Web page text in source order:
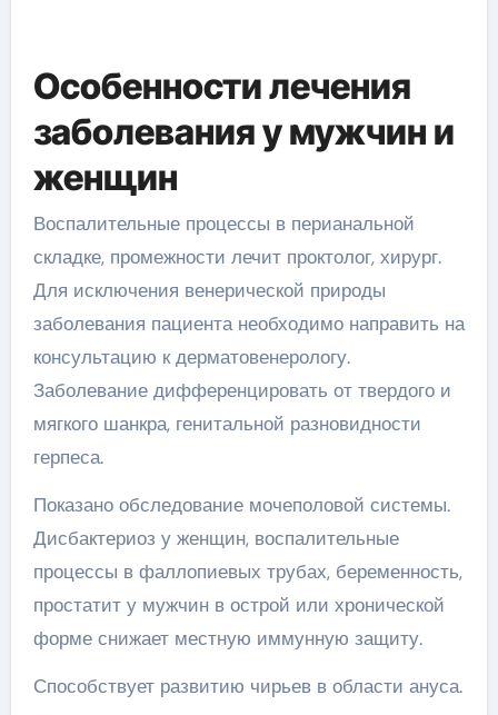
Особенности лечения
заболевания у мужчин и
женщин
Воспалительные процессы в перианальной
складке, промежности лечит проктолог, хирург.
Для исключения венерической природы
заболевания пациента необходимо направить на
консультацию к дерматовенерологу.
Заболевание дифференцировать от твердого и
мягкого шанкра, генитальной разновидности
герпеса.
Показано обследование мочеполовой системы.
Дисбактериоз у женщин, воспалительные
процессы в фаллопиевых трубах, беременность,
простатит у мужчин в острой или хронической
форме снижает местную иммунную защиту.
Способствует развитию чирьев в области ануса.